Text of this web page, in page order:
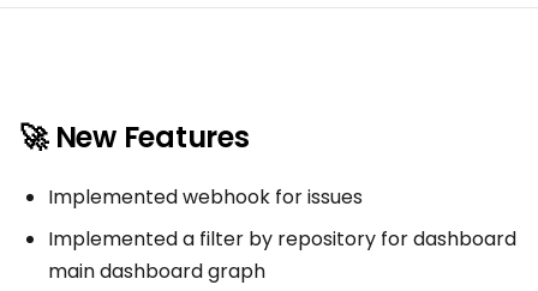
🚀 New Features
Implemented webhook for issues
Implemented a filter by repository for dashboard
main dashboard graph